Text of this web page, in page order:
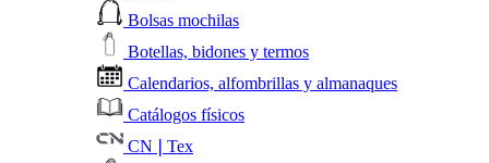
Bolsas mochilas
Botellas, bidones y termos
Calendarios, alfombrillas y almanaques
Catálogos físicos
CN❘Tex